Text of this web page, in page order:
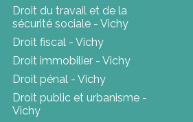
Droit du travail et de la
sécurité sociale - Vichy
Droit fiscal - Vichy
Droit immobilier - Vichy
Droit pénal - Vichy
Droit public et urbanisme -
Vichy